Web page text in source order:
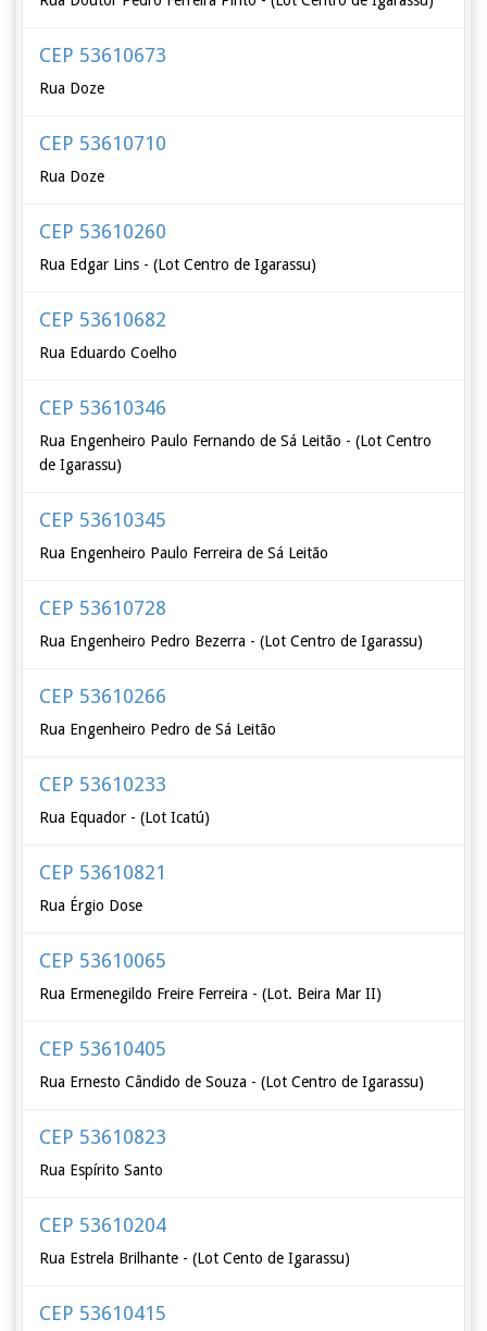
CEP 53610673
Rua Doze
CEP 53610710
Rua Doze
CEP 53610260
Rua Edgar Lins - (Lot Centro de Igarassu)
CEP 53610682
Rua Eduardo Coelho
CEP 53610346
Rua Engenheiro Paulo Fernando de Sá Leitão - (Lot Centro
de Igarassu)
CEP 53610345
Rua Engenheiro Paulo Ferreira de Sá Leitão
CEP 53610728
Rua Engenheiro Pedro Bezerra - (Lot Centro de Igarassu)
CEP 53610266
Rua Engenheiro Pedro de Sá Leitão
CEP 53610233
Rua Equador - (Lot Icatú)
CEP 53610821
Rua Érgio Dose
CEP 53610065
Rua Ermenegildo Freire Ferreira - (Lot. Beira Mar II)
CEP 53610405
Rua Ernesto Cândido de Souza - (Lot Centro de Igarassu)
CEP 53610823
Rua Espírito Santo
CEP 53610204
Rua Estrela Brilhante - (Lot Cento de Igarassu)
CEP 53610415